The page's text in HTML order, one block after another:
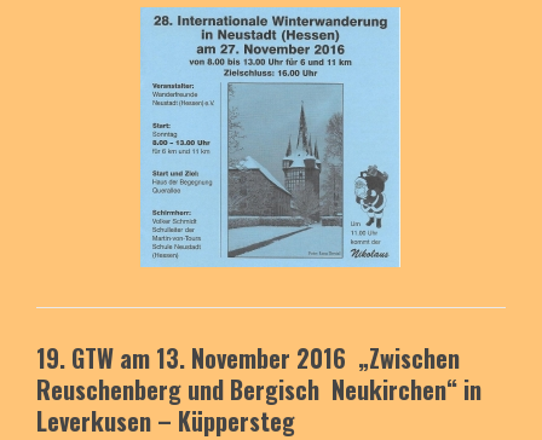
19. GTW am 13. November 2016 „Zwischen
Reuschenberg und Bergisch Neukirchen“ in
Leverkusen – Küppersteg